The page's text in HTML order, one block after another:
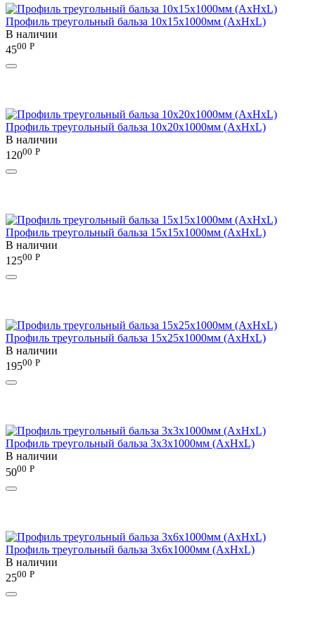
Профиль треугольный бальза 10х15х1000мм (AxHxL)
В наличии
4500 Р
Профиль треугольный бальза 10х20х1000мм (AxHxL)
В наличии
12000 Р
Профиль треугольный бальза 15х15х1000мм (AxHxL)
В наличии
12500 Р
Профиль треугольный бальза 15х25х1000мм (AxHxL)
В наличии
19500 Р
Профиль треугольный бальза 3х3х1000мм (AxHxL)
В наличии
5000 Р
Профиль треугольный бальза 3х6х1000мм (AxHxL)
В наличии
2500 Р